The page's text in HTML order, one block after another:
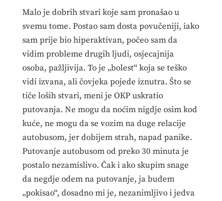
Malo je dobrih stvari koje sam pronašao u
svemu tome. Postao sam dosta povučeniji, iako
sam prije bio hiperaktivan, počeo sam da
vidim probleme drugih ljudi, osjecajnija
osoba, pažljivija. To je „bolest“ koja se teško
vidi izvana, ali čovjeka pojede iznutra. Što se
tiče loših stvari, meni je OKP uskratio
putovanja. Ne mogu da noćim nigdje osim kod
kuće, ne mogu da se vozim na duge relacije
autobusom, jer dobijem strah, napad panike.
Putovanje autobusom od preko 30 minuta je
postalo nezamislivo. Čak i ako skupim snage
da negdje odem na putovanje, ja budem
„pokisao“, dosadno mi je, nezanimljivo i jedva